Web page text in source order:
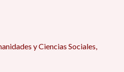
y Ciencias Sociales,